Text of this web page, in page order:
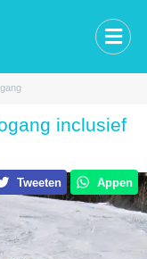
inclusief
Tweeten Appen